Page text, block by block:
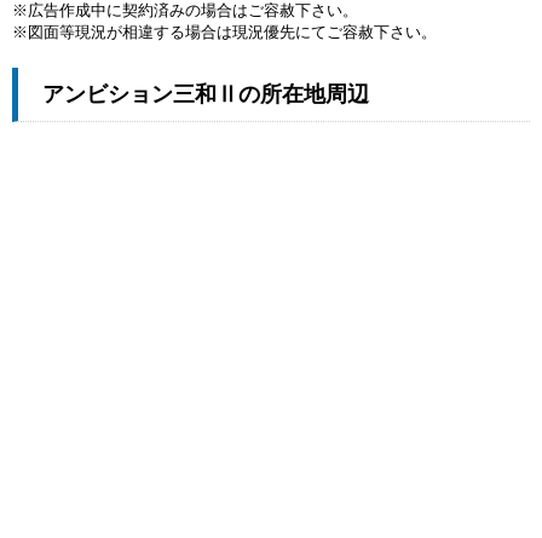
※広告作成中に契約済みの場合はご容赦下さい。
※図面等現況が相違する場合は現況優先にてご容赦下さい。
アンビション三和Ⅱの所在地周辺